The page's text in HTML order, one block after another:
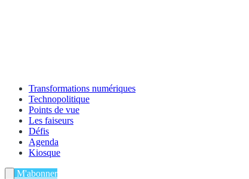
Transformations numériques
Technopolitique
Points de vue
Les faiseurs
Défis
Agenda
Kiosque
M'abonner